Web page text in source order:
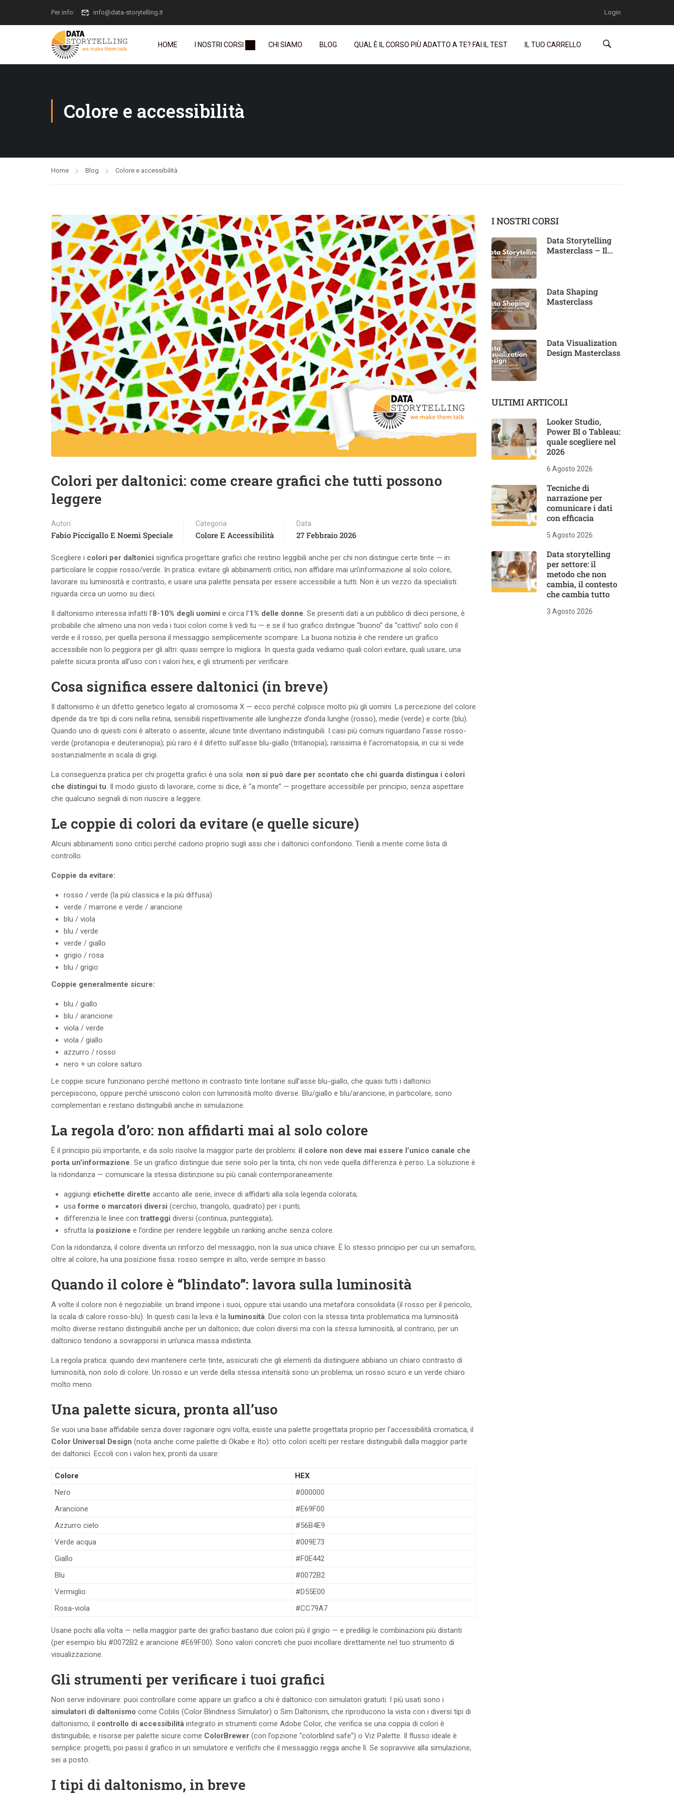
Per info: info@data-storytelling.it Login
HOME I NOSTRI CORSI CHI SIAMO BLOG QUAL È IL CORSO PIÙ ADATTO A TE? FAI IL TEST IL TUO CARRELLO
Colore e accessibilità
Home Blog Colore e accessibilità
Colori per daltonici: come creare grafici che tutti possono
leggere
Autori
Fabio Piccigallo E Noemi Speciale
Categoria
Colore E Accessibilità
Data
27 Febbraio 2026
Scegliere i colori per daltonici significa progettare grafici che restino leggibili anche per chi non distingue certe tinte — in
particolare le coppie rosso/verde. In pratica: evitare gli abbinamenti critici, non affidare mai un’informazione al solo colore,
lavorare su luminosità e contrasto, e usare una palette pensata per essere accessibile a tutti. Non è un vezzo da specialisti:
riguarda circa un uomo su dieci.
Il daltonismo interessa infatti l’8-10% degli uomini e circa l’1% delle donne. Se presenti dati a un pubblico di dieci persone, è
probabile che almeno una non veda i tuoi colori come li vedi tu — e se il tuo grafico distingue “buono” da “cattivo” solo con il
verde e il rosso, per quella persona il messaggio semplicemente scompare. La buona notizia è che rendere un grafico
accessibile non lo peggiora per gli altri: quasi sempre lo migliora. In questa guida vediamo quali colori evitare, quali usare, una
palette sicura pronta all’uso con i valori hex, e gli strumenti per verificare.
Cosa significa essere daltonici (in breve)
Il daltonismo è un difetto genetico legato al cromosoma X — ecco perché colpisce molto più gli uomini. La percezione del colore
dipende da tre tipi di coni nella retina, sensibili rispettivamente alle lunghezze d’onda lunghe (rosso), medie (verde) e corte (blu).
Quando uno di questi coni è alterato o assente, alcune tinte diventano indistinguibili. I casi più comuni riguardano l’asse rosso-
verde (protanopia e deuteranopia); più raro è il difetto sull’asse blu-giallo (tritanopia); rarissima è l’acromatopsia, in cui si vede
sostanzialmente in scala di grigi.
La conseguenza pratica per chi progetta grafici è una sola: non si può dare per scontato che chi guarda distingua i colori
che distingui tu. Il modo giusto di lavorare, come si dice, è “a monte” — progettare accessibile per principio, senza aspettare
che qualcuno segnali di non riuscire a leggere.
Le coppie di colori da evitare (e quelle sicure)
Alcuni abbinamenti sono critici perché cadono proprio sugli assi che i daltonici confondono. Tienili a mente come lista di
controllo.
Coppie da evitare:
rosso / verde (la più classica e la più diffusa)
verde / marrone e verde / arancione
blu / viola
blu / verde
verde / giallo
grigio / rosa
blu / grigio
Coppie generalmente sicure:
blu / giallo
blu / arancione
viola / verde
viola / giallo
azzurro / rosso
nero + un colore saturo
Le coppie sicure funzionano perché mettono in contrasto tinte lontane sull’asse blu-giallo, che quasi tutti i daltonici
percepiscono, oppure perché uniscono colori con luminosità molto diverse. Blu/giallo e blu/arancione, in particolare, sono
complementari e restano distinguibili anche in simulazione.
La regola d’oro: non affidarti mai al solo colore
È il principio più importante, e da solo risolve la maggior parte dei problemi: il colore non deve mai essere l’unico canale che
porta un’informazione. Se un grafico distingue due serie solo per la tinta, chi non vede quella differenza è perso. La soluzione è
la ridondanza — comunicare la stessa distinzione su più canali contemporaneamente:
aggiungi etichette dirette accanto alle serie, invece di affidarti alla sola legenda colorata;
usaforme o marcatori diversi (cerchio, triangolo, quadrato) per i punti;
differenzia le linee con tratteggi diversi (continua, punteggiata);
sfrutta la posizione e l’ordine per rendere leggibile un ranking anche senza colore.
Con la ridondanza, il colore diventa un rinforzo del messaggio, non la sua unica chiave. È lo stesso principio per cui un semaforo,
oltre al colore, ha una posizione fissa: rosso sempre in alto, verde sempre in basso.
Quando il colore è “blindato”: lavora sulla luminosità
A volte il colore non è negoziabile: un brand impone i suoi, oppure stai usando una metafora consolidata (il rosso per il pericolo,
la scala di calore rosso-blu). In questi casi la leva è la luminosità. Due colori con la stessa tinta problematica ma luminosità
molto diverse restano distinguibili anche per un daltonico; due colori diversi ma con la stessa luminosità, al contrario, per un
daltonico tendono a sovrapporsi in un’unica massa indistinta.
La regola pratica: quando devi mantenere certe tinte, assicurati che gli elementi da distinguere abbiano un chiaro contrasto di
luminosità, non solo di colore. Un rosso e un verde della stessa intensità sono un problema; un rosso scuro e un verde chiaro
molto meno.
Una palette sicura, pronta all’uso
Se vuoi una base affidabile senza dover ragionare ogni volta, esiste una palette progettata proprio per l’accessibilità cromatica, il
Color Universal Design (nota anche come palette di Okabe e Ito): otto colori scelti per restare distinguibili dalla maggior parte
dei daltonici. Eccoli con i valori hex, pronti da usare:
Colore
HEX
Nero
#000000
Arancione
#E69F00
Azzurro cielo
#56B4E9
Verde acqua
#009E73
Giallo
#F0E442
Blu
#0072B2
Vermiglio
#D55E00
Rosa-viola
#CC79A7
Usane pochi alla volta — nella maggior parte dei grafici bastano due colori più il grigio — e prediligi le combinazioni più distanti
(per esempio blu #0072B2 e arancione #E69F00). Sono valori concreti che puoi incollare direttamente nel tuo strumento di
visualizzazione.
Gli strumenti per verificare i tuoi grafici
Non serve indovinare: puoi controllare come appare un grafico a chi è daltonico con simulatori gratuiti. I più usati sono i
simulatori di daltonismo come Coblis (Color Blindness Simulator) o Sim Daltonism, che riproducono la vista con i diversi tipi di
daltonismo; il controllo di accessibilità integrato in strumenti come Adobe Color, che verifica se una coppia di colori è
distinguibile; e risorse per palette sicure come ColorBrewer (con l’opzione “colorblind safe”) o Viz Palette. Il flusso ideale è
semplice: progetti, poi passi il grafico in un simulatore e verifichi che il messaggio regga anche lì. Se sopravvive alla simulazione,
sei a posto.
I tipi di daltonismo, in breve
I NOSTRI CORSI
Data Storytelling
Masterclass – Il
Data Shaping
Masterclass
Data Visualization
Design Masterclass
ULTIMI ARTICOLI
Looker Studio,
Power BI o Tableau:
quale scegliere nel
2026
6 Agosto 2026
Tecniche di
narrazione per
comunicare i dati
con efficacia
5 Agosto 2026
Data storytelling
per settore: il
metodo che non
cambia, il contesto
che cambia tutto
3 Agosto 2026